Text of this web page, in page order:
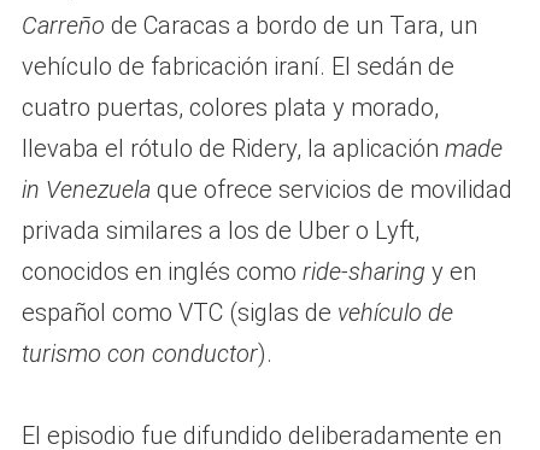
Carreño de Caracas a bordo de un Tara, un
vehículo de fabricación iraní. El sedán de
cuatro puertas, colores plata y morado,
llevaba el rótulo de Ridery, la aplicación made
in Venezuela que ofrece servicios de movilidad
privada similares a los de Uber o Lyft,
conocidos en inglés como ride-sharing y en
español como VTC (siglas de vehículo de
turismo con conductor).
El episodio fue difundido deliberadamente en